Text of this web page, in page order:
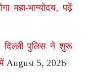
महा-भाग्योदय, पढ़ें
पुलिस ने शुरू
August 5, 2026